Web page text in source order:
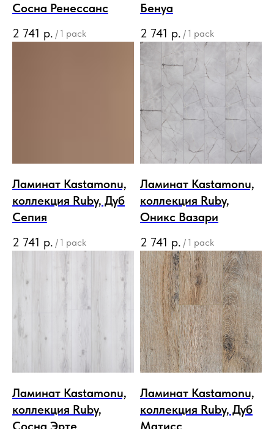
Сосна Ренессанс
2 741 р. / 1 pack
Бенуа
2 741 р. / 1 pack
Ламинат Kastamonu,
коллекция Ruby, Дуб
Сепия
2 741 р. / 1 pack
Ламинат Kastamonu,
коллекция Ruby,
Оникс Вазари
2 741 р. / 1 pack
Ламинат Kastamonu,
коллекция Ruby,
Ламинат Kastamonu,
коллекция Ruby, Дуб